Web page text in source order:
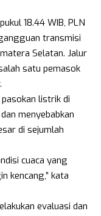
18.44 WIB, PLN
transmisi
Selatan. Jalur
satu pemasok
listrik di
menyebabkan
di sejumlah
cuaca yang
kencang,” kata
evaluasi dan